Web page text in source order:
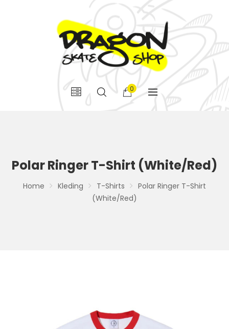
0
Polar Ringer T-Shirt (White/Red)
Home Kleding T-Shirts
Polar Ringer T-Shirt
(White/Red)